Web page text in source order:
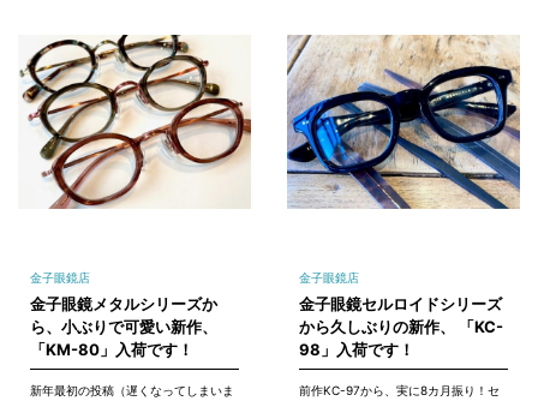
金子眼鏡店
金子眼鏡メタルシリーズか
ら、小ぶりで可愛い新作、
「KM-80」入荷です！
新年最初の投稿（遅くなってしまいま
金子眼鏡店
金子眼鏡セルロイドシリーズ
から久しぶりの新作、 「KC-
98」入荷です！
前作KC-97から、実に8カ月振り！セ